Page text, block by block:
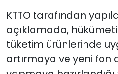
KTTO tarafından
açıklamada,
tüketim ürünlerinde
artırmaya ve yeni fon